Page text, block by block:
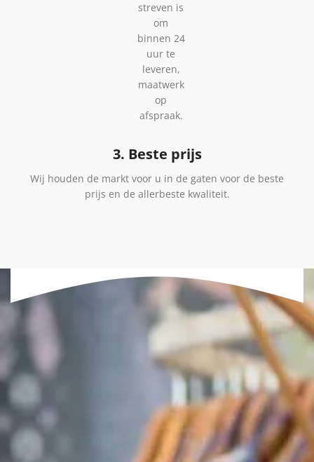
streven is
om
binnen 24
uur te
leveren,
maatwerk
op
afspraak.
3. Beste prijs
Wij houden de markt voor u in de gaten voor de beste
prijs en de allerbeste kwaliteit.